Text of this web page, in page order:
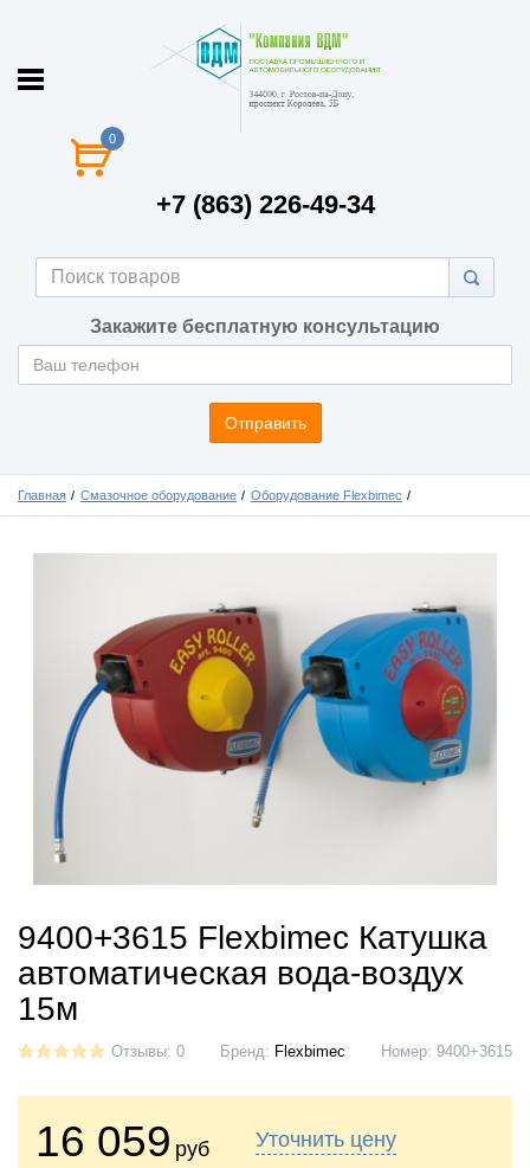
0
+7 (863) 226-49-34
Закажите бесплатную консультацию
Отправить
Главная Смазочное оборудование Оборудование Flexbimec
9400+3615 Flexbimec Катушка
автоматическая вода-воздух
15м
Отзывы: 0 Бренд: Flexbimec Номер: 9400+3615
16 059 руб Уточнить цену